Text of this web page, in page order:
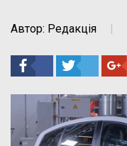
Автор: Редакція |